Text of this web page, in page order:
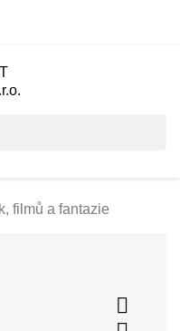
filmů a fantazie
